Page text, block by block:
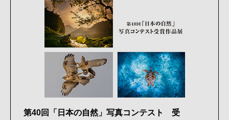
第40回「日本の自然」写真コンテスト 受